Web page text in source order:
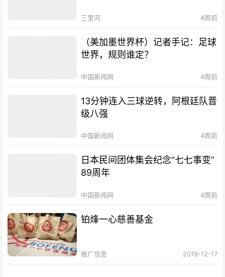
三里河 4周前
（美加墨世界杯）记者手记：足球
世界，规则谁定？
中国新闻网 4周前
13分钟连入三球逆转，阿根廷队晋
级八强
中国新闻网 4周前
日本民间团体集会纪念“七七事变”
89周年
中国新闻网 4周前
铂烽一心慈善基金
推广信息 2019-12-17